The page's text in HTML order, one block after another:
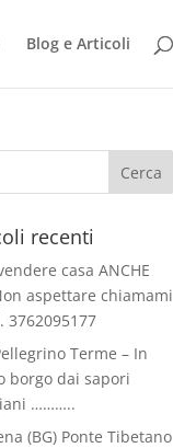
Blog e Articoli
recenti
casa ANCHE
aspettare chiamami
3762095177
Terme – In
borgo dai sapori
………..
(BG) Ponte Tibetano